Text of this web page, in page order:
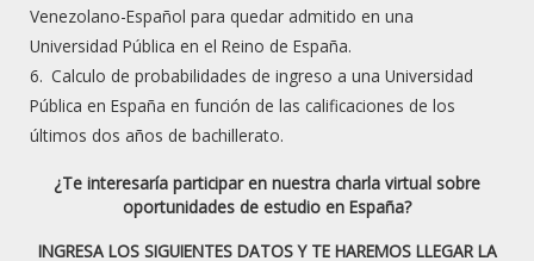
La satisfacción de los alumnos en su aprendizaje así
lo confirma. Reconocidos por nuestras
técnicas de
estudio, experiencia, metodología, didáctica y logros
los cuales nos aventajan frente a otras instituciones.
Curso de preparación para examen
SAT en Caracas Venezuela
Venezolano-Español para quedar admitido en una
Universidad Pública en el Reino de España.
Calculo de probabilidades de ingreso a una Universidad
Pública en España en función de las calificaciones de los
últimos dos años de bachillerato.
¿Te interesaría participar en nuestra charla virtual sobre
oportunidades de estudio en España?
INGRESA LOS SIGUIENTES DATOS Y TE HAREMOS LLEGAR LA